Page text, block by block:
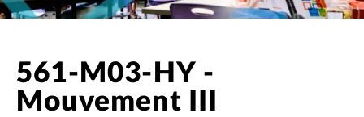
561-M03-HY -
Mouvement III